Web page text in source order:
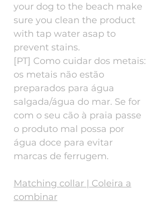
your dog to the beach make
sure you clean the product
with tap water asap to
prevent stains.
[PT] Como cuidar dos metais:
os metais não estão
preparados para água
salgada/água do mar. Se for
com o seu cão à praia passe
o produto mal possa por
água doce para evitar
marcas de ferrugem.
Matching collar | Coleira a
combinar